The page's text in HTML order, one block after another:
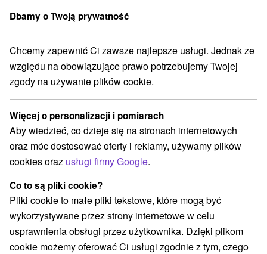
członek grupySorger
Západné Slovensko Bratislavský kraj Bratislava - Staré Mesto
Atrakcje dla dzieci Bratislava -
Staré Mesto a v okolí
Kategorie
Wszystkie kategorie
Muzea i galerie
Escaperoom(3) Atrakcje dla dzieci
Zamki, pałace, ruiny(1) Teatry(5) Miejsca sakralne
Obiekty architektoniczne(6)
Parki miejskie i zamkowe(2)
Dbamy o Twoją prywatność
Chcemy zapewnić Ci zawsze najlepsze usługi. Jednak ze
względu na obowiązujące prawo potrzebujemy Twojej
zgody na używanie plików cookie.
Więcej o personalizacji i pomiarach
Aby wiedzieć, co dzieje się na stronach internetowych
oraz móc dostosować oferty i reklamy, używamy plików
cookies oraz usługi firmy Google.
Co to są pliki cookie?
Pliki cookie to małe pliki tekstowe, które mogą być
wykorzystywane przez strony internetowe w celu
usprawnienia obsługi przez użytkownika. Dzięki plikom
cookie możemy oferować Ci usługi zgodnie z tym, czego